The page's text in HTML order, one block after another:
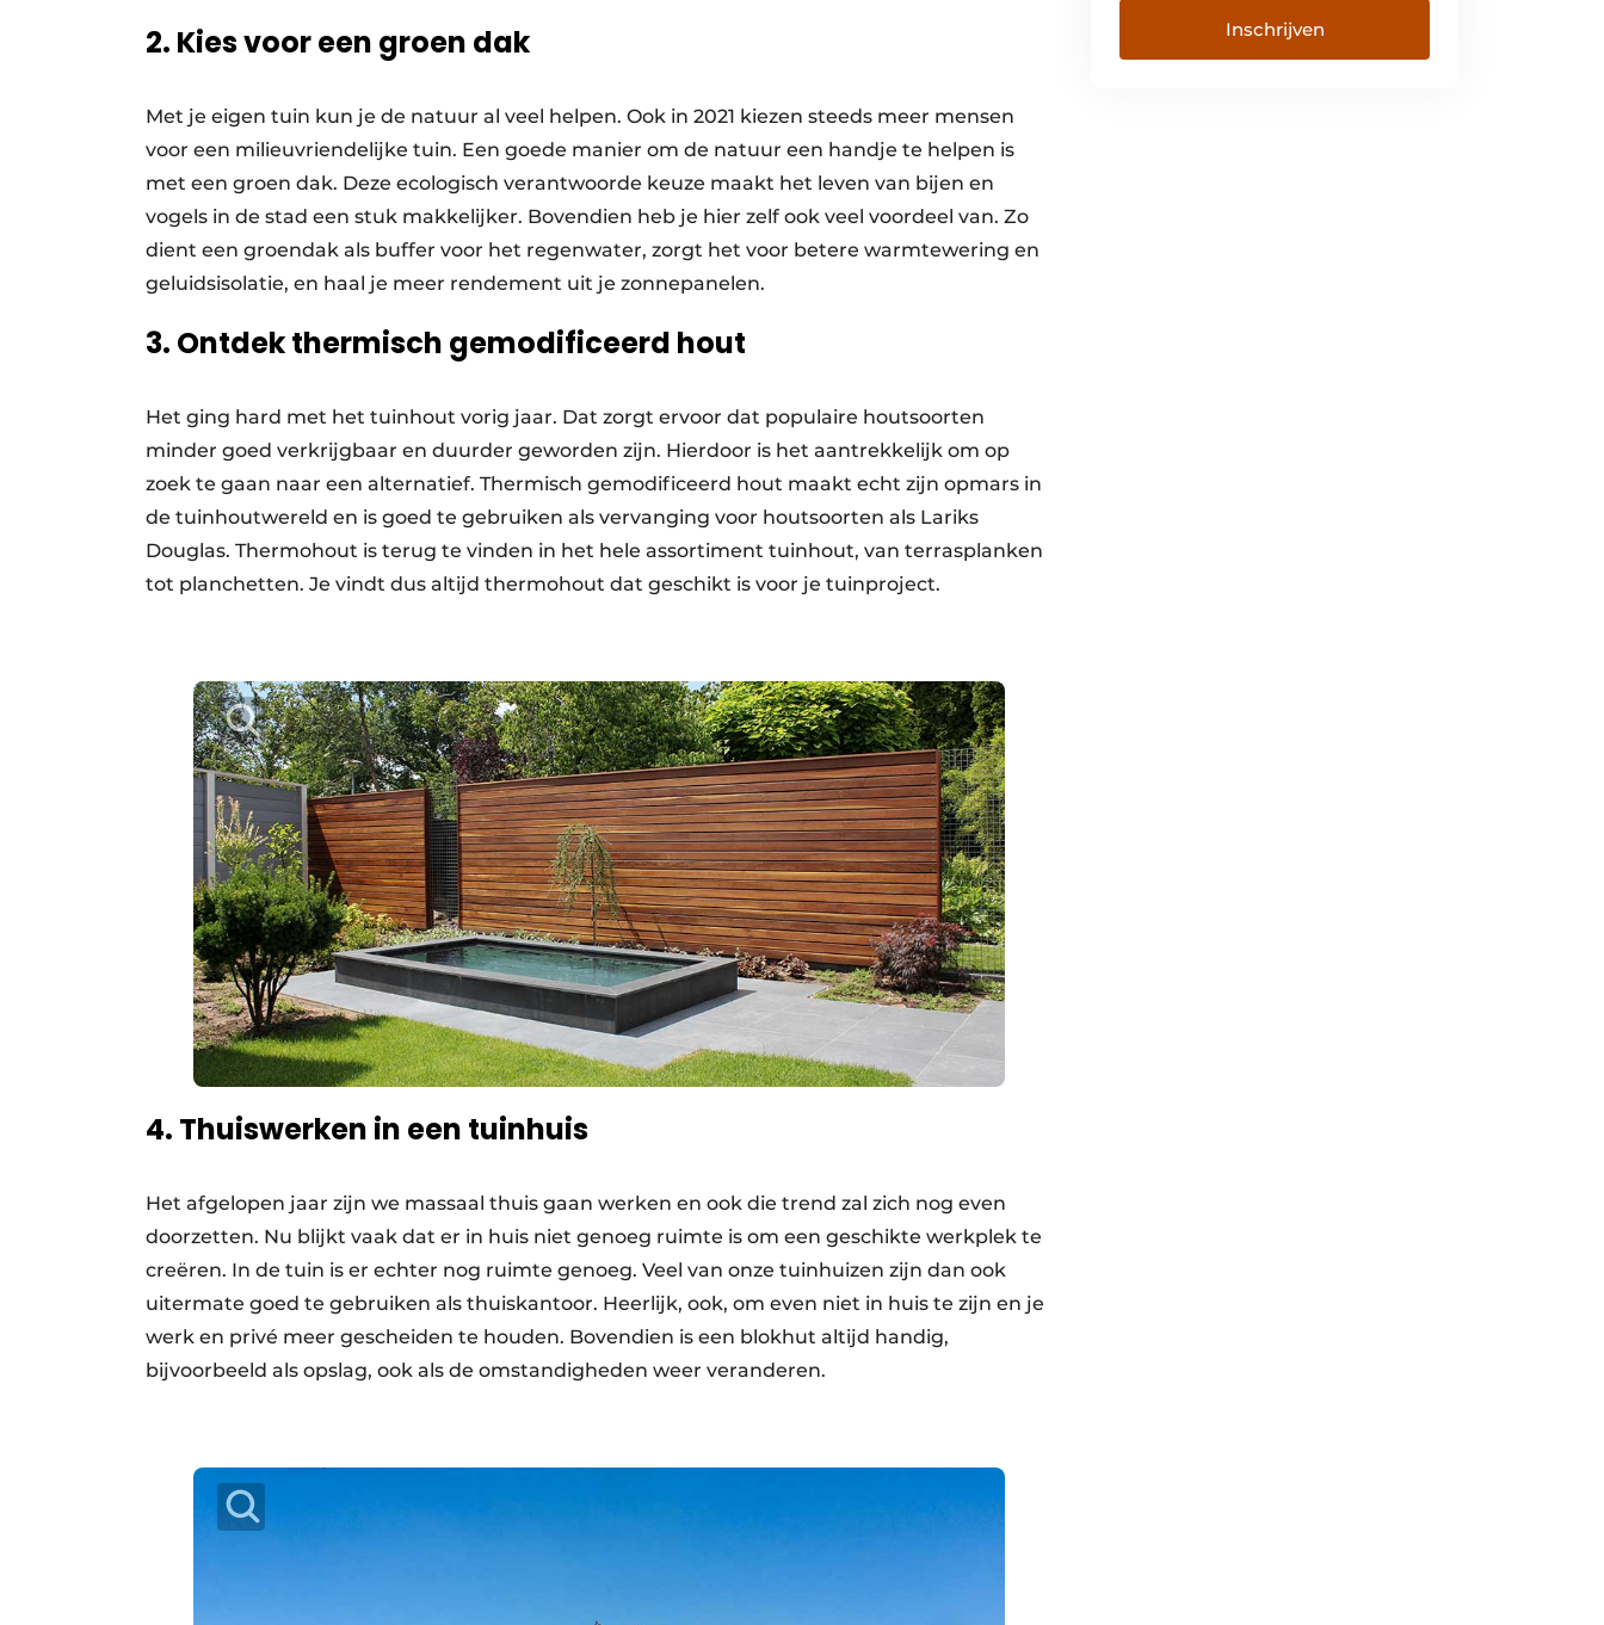
2. Kies voor een groen dak
Met je eigen tuin kun je de natuur al veel helpen. Ook in 2021 kiezen steeds meer mensen
voor een milieuvriendelijke tuin. Een goede manier om de natuur een handje te helpen is
met een groen dak. Deze ecologisch verantwoorde keuze maakt het leven van bijen en
vogels in de stad een stuk makkelijker. Bovendien heb je hier zelf ook veel voordeel van. Zo
dient een groendak als buffer voor het regenwater, zorgt het voor betere warmtewering en
geluidsisolatie, en haal je meer rendement uit je zonnepanelen.
3. Ontdek thermisch gemodificeerd hout
Het ging hard met het tuinhout vorig jaar. Dat zorgt ervoor dat populaire houtsoorten
minder goed verkrijgbaar en duurder geworden zijn. Hierdoor is het aantrekkelijk om op
zoek te gaan naar een alternatief. Thermisch gemodificeerd hout maakt echt zijn opmars in
de tuinhoutwereld en is goed te gebruiken als vervanging voor houtsoorten als Lariks
Douglas. Thermohout is terug te vinden in het hele assortiment tuinhout, van terrasplanken
tot planchetten. Je vindt dus altijd thermohout dat geschikt is voor je tuinproject.
4. Thuiswerken in een tuinhuis
Het afgelopen jaar zijn we massaal thuis gaan werken en ook die trend zal zich nog even
doorzetten. Nu blijkt vaak dat er in huis niet genoeg ruimte is om een geschikte werkplek te
creëren. In de tuin is er echter nog ruimte genoeg. Veel van onze tuinhuizen zijn dan ook
uitermate goed te gebruiken als thuiskantoor. Heerlijk, ook, om even niet in huis te zijn en je
werk en privé meer gescheiden te houden. Bovendien is een blokhut altijd handig,
bijvoorbeeld als opslag, ook als de omstandigheden weer veranderen.